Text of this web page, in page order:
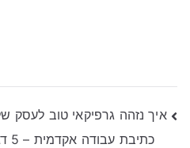
ניווט
איך נזהה גרפיקאי טוב לעסק
כתיבת עבודה אקדמית – 5 דגשים שאתם חייבים להכיר